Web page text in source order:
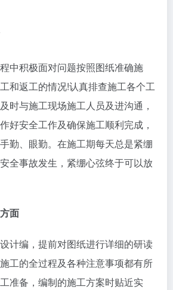
中积极面对问题按照图纸准确施
和返工的情况!认真排查施工各个工
时与施工现场施工人员及进沟通，
好安全工作及确保施工顺利完成，
勤、眼勤。在施工期每天总是紧绷
全事故发生，紧绷心弦终于可以放
面
计编，提前对图纸进行详细的研读
工的全过程及各种注意事项都有所
准备，编制的施工方案时贴近实